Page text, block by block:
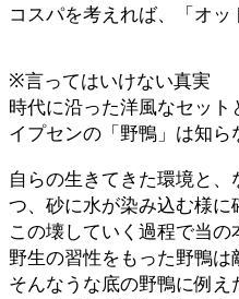
コスパを考えれば、「オッ
※言ってはいけない真実
時代に沿った洋風なセット
イプセンの「野鴨」は知ら
自らの生きてきた環境と
つ、砂に水が染み込む様に
この壊していく過程で当
野生の習性をもった野鴨は
そんなうな底の野鴨に例